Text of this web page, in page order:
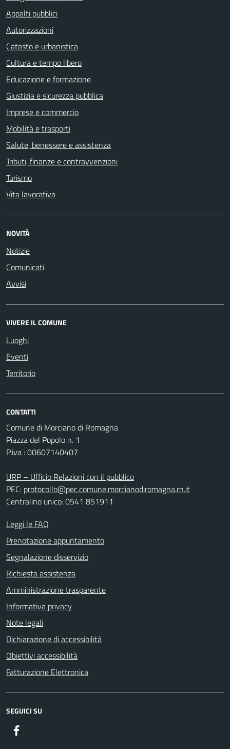
Appalti pubblici
Autorizzazioni
Catasto e urbanistica
Cultura e tempo libero
Educazione e formazione
Giustizia e sicurezza pubblica
Imprese e commercio
Mobilità e trasporti
Salute, benessere e assistenza
Tributi, finanze e contravvenzioni
Turismo
Vita lavorativa
NOVITÀ
Notizie
Comunicati
Avvisi
VIVERE IL COMUNE
Luoghi
Eventi
Territorio
CONTATTI
Comune di Morciano di Romagna
Piazza del Popolo n. 1
P.iva : 00607140407
URP – Ufficio Relazioni con il pubblico
PEC: protocollo@pec.comune.morcianodiromagna.rn.it
Centralino unico: 0541 851911
Leggi le FAQ
Prenotazione appuntamento
Segnalazione disservizio
Richiesta assistenza
Amministrazione trasparente
Informativa privacy
Note legali
Dichiarazione di accessibilità
Obiettivi accessibilità
Fatturazione Elettronica
SEGUICI SU